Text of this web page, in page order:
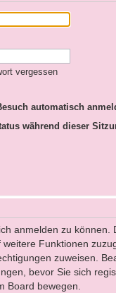
vergessen
automatisch
während dieser
anmelden zu können.
Funktionen
zuweisen.
bevor Sie sich
Board bewegen.